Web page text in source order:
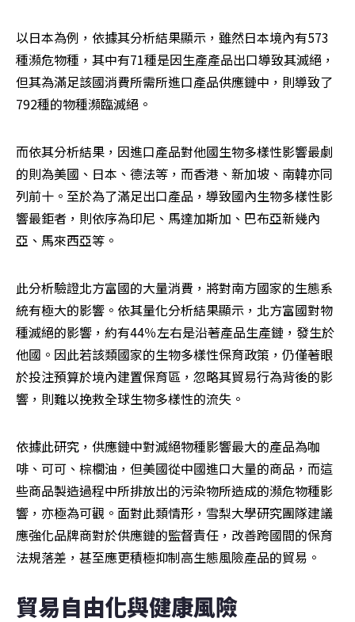
以日本為例，依據其分析結果顯示，雖然日本境內有573
種瀕危物種，其中有71種是因生產產品出口導致其滅絕，
但其為滿足該國消費所需所進口產品供應鏈中，則導致了
792種的物種瀕臨滅絕。
而依其分析結果，因進口產品對他國生物多樣性影響最劇
的則為美國、日本、德法等，而香港、新加坡、南韓亦同
列前十。至於為了滿足出口產品，導致國內生物多樣性影
響最鉅者，則依序為印尼、馬達加斯加、巴布亞新幾內
亞、馬來西亞等。
此分析驗證北方富國的大量消費，將對南方國家的生態系
統有極大的影響。依其量化分析結果顯示，北方富國對物
種滅絕的影響，約有44％左右是沿著產品生產鏈，發生於
他國。因此若該類國家的生物多樣性保育政策，仍僅著眼
於投注預算於境內建置保育區，忽略其貿易行為背後的影
響，則難以挽救全球生物多樣性的流失。
依據此研究，供應鏈中對滅絕物種影響最大的產品為咖
啡、可可、棕櫚油，但美國從中國進口大量的商品，而這
些商品製造過程中所排放出的污染物所造成的瀕危物種影
響，亦極為可觀。面對此類情形，雪梨大學研究團隊建議
應強化品牌商對於供應鏈的監督責任，改善跨國間的保育
法規落差，甚至應更積極抑制高生態風險產品的貿易。
貿易自由化與健康風險